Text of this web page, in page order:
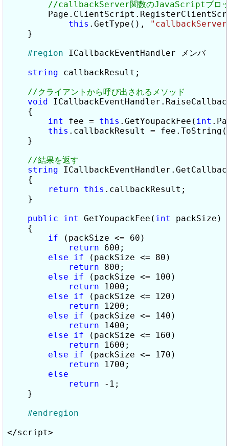
this .GetType(),
    }
#region ICallbackEventHandler メンバ
string callbackResult;
void
    {
int
fee = this .GetYoupackFee( int
this .callbackResult =
    }
string
    {
return
this .callbackResult;
    }
public
int GetYoupackFee( int
packSize)
    {
if (packSize <= 60)
return 600;
else
if (packSize <= 80)
return 800;
else
if (packSize <= 100)
return 1000;
else
if (packSize <= 120)
return 1200;
else
if (packSize <= 140)
return 1400;
else
if (packSize <= 160)
return 1600;
else
if (packSize <= 170)
return 1700;
else
return -1;
    }
#endregion
</script>